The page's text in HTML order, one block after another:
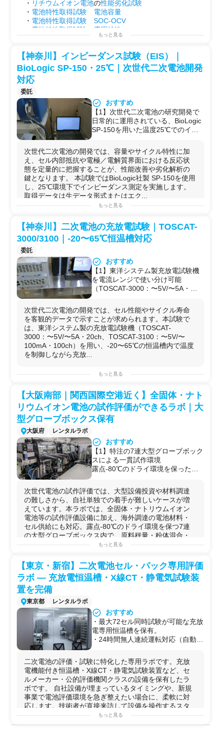
・ リチウムイオン電池の性能劣化試験
・ 電池特性取得試験
電池容量
・ 電池特性取得試験
SOC-OCV
電池特性取得試験
電圧特性
温度特性
・出力特性
・効率(損失)測定
・熱性能
・制御性能確認
・耐久試験
用途例
・第2のラボとして！
・研究プロジェクトを始める前の予備実験 などに！
・自社で行えない サイドプロジェクトを行う場としての
使用
もっと見る
【神奈川】インピーダンス試験（EIS）｜
BioLogic SP-150・25℃｜次世代二次電池開発
対応
委託
おすすめ
【1】次世代二次電池の研究開発で
日常的に運用されている、BioLogic
SP-150を用いた温度25℃でのイン
表・論文・特許の根拠資料として採
用された実績あり
【2】試験方法のカスタマイズ・測
定条件設計・試験計画の立案まで対
応しており、条件設計の不確実性が
高い開発初期段階でも活用できる
【3】測定結果は生データ形式また
はエクセル形式で納品するため、等
法を適用しやすく、研究目的に応じ
た追加解析や、論文・特許作成時の
データ整理にも活用可能
割引対応可能（要相談）
【5】同一ラボ内で充放電試験（電
流5Aまで20ch・100mAまで
100ch・温度-20〜65℃可変）も実
きる
◆受託可能な試験・解析内容
【1】インピーダンス測定
（BioLogic SP-150／温度25℃）
【2】試験方法・測定条件への要望
しての対応）
【4】関連試験：
温度-20〜65℃可変）
◆用途例
【1】次世代二次電池（リチウムイ
オン電池・全固体電池等）の開発時
【2】電極材料・電解質変更時の電
気化学特性比較データ取得
【3】学会発表・論文投稿に向けた
電気化学測定エビデンスデータの整
取得
【5】セル劣化解析・寿命予測に向
けたEIS測定データの取得
次世代二次電池の開発では、容量やサイクル特性に加
え、セル内部抵抗や電極／電解質界面における反応状
態を定量的に把握することが、性能改善や劣化解析の
鍵となります。 本試験ではBioLogic社製 SP-150を使用
し、25℃環境下でインピーダンス測定を実施します。
取得データは生データ形式またはエク...
もっと見る
【神奈川】二次電池の充放電試験｜TOSCAT-
3000/3100｜-20〜65℃恒温槽対応
委託
おすすめ
【1】東洋システム製充放電試験機
を電流レンジで使い分け可能
（TOSCAT-3000：〜5V/〜5A・
100mA・100ch）。試験対象の容量
に応じた最適配置ができる
【2】恒温槽による-20〜65℃の温度
制御に対応。低温・常温・高温域で
の充放電特性比較が可能
【3】試験方法の要望対応・試験計
【4】次世代電池開発で実運用して
文・特許に耐えるデータ品質を確保
できる
【5】サンプル数・評価日数が大き
い案件には割引対応可能（要相談）
【1】TOSCAT-3000を用いた充放電
試験（電圧〜5V／電流〜5A／
20ch）
【2】TOSCAT-3100を用いた充放電
試験（電圧〜5V／電流〜100mA／
【3】-20〜65℃の恒温槽による温度
制御下での充放電試験
【4】試験計画の立案・試験条件設
計を含む伴走型の充放電試験
【5】関連試験：BioLogic SP-150に
よるインピーダンス試験（25℃）
◆用途例
オン・全固体・ポストリチウム等）
のセル性能評価
【2】開発フェーズにおける充放電
けの根拠データ整備
【4】温度依存性評価（低温〜高温
域における充放電挙動の比較）
【5】電極材料・電解質改良時の性
能比較・条件最適化
次世代二次電池の開発では、セル性能やサイクル寿命
を客観的データで示すことが求められます。本試験で
は、東洋システム製の充放電試験機（TOSCAT-
3000：〜5V/〜5A・20ch、TOSCAT-3100：〜5V/〜
100mA・100ch）を用い、-20〜65℃の恒温槽内で温度
を制御しながら充放...
もっと見る
【大阪南部｜関西国際空港近く】全固体・ナト
リウムイオン電池の試作評価ができるラボ｜大
型グローブボックス保有
大阪府 レンタルラボ
おすすめ
【1】特注の7連大型グローブボック
スによる一貫試作環境
露点-80℃のドライ環境を保ったま
／ドライブレンド調製から、電極塗
工・プレス・積層・パウチセル作製
までを連続して行える
【2】電池構成材料を一体で提供
正極材・負極材・固体電解質・電解
液・集電体などの電池材料全般を輸
入販売しており、すぐに試作・評価
へ着手できる体制を提供可能
カバー
本ラボでのコインセル・小型セル試
作評価から、岡山工場の試作ライン
で一貫して支援
【4】評価後の解体分析・不良解析
まで対応
充放電評価後のセルを解体し、
析出、構造変化、熱安定性、水分
量、ガス発生・膨れ要因などを多角
的に検証可能。岡山工場では、満充
電状態の大型電池をドライルーム内
で解体し、不良箇所を検証できる国
内でも希少な体制を保有
【5】工場レベルの技術研修プログ
ラム
次世代電池の試作評価では、大型設備投資や材料調達
の難しさから、自社単独での着手が難しいケースが増
えています。本ラボでは、全固体・ナトリウムイオン
電池等の試作評価設備に加え、海外調達の電池材料・
セル供給にも対応。露点-80℃のドライ環境を保つ7連
の大型グローブボックス内で、原料秤量・粉体混合・
ス...
可能な実験例
【1】ラミネートセル・コインセル（CR2032等）の試作
と初期充放電評価
【2】円柱（円筒）セル・ラミネートセルの
ル評価・容量維持率測定
【3】市販材料を用いた
極／グラファイト負極等）
【4】全 固体電池の電極 作製・積層・パウチセル試作
【5】ナトリウム
イオン電池の試作・評価
【6】電池 材料の熱分析 （TG-DTA・DSC）・XRD による
結晶構造評価
【7】電池内の水分量管理（カールフィッシャー法）
【8】試作セルの評価後解体・劣化要因解析
【9】満充電状態での大型電池解体および不良箇所の検証
【10】技術指導付きの長期試作プロジェクト
もっと見る
【東京・新宿】二次電池セル・パック専用評価
ラボ — 充放電恒温槽・X線CT・静電気試験装
置を完備
東京都 レンタルラボ
おすすめ
・最大72セル同時試験が可能な充放
電専用恒温槽を保有。
・24時間無人連続運転対応（自動消
クル試験を「預けて走らせ続ける」
使い方が可能。
・静電気試験は技術者が来訪のう
え、その場で壊れた製品を修理→再
試験→修理を繰り返せる環境。設備
を使いながら製品を仕上げていくス
タイルに対応。
・X線CTで電池パック・セルの内部
二次電池の評価・試験に特化した専用ラボです。充放
電機能付き恒温槽・X線CT・静電気試験装置など、セ
ルメーカー・公的評価機関クラスの設備を保有したラ
ボです。 自社設備が埋まっているタイミングや、新規
事業で電池評価環境を急ぎ整えたい場合に、柔軟に対
応します。技術者が直接来訪して設備を操作するスタ...
もっと見る